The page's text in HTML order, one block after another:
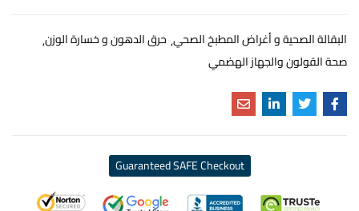
البقالة الصحية و أغراض المطبخ الصحي حرق الدهون و خسارة الوزن
صحة القولون والجهاز الهضمي
Guaranteed SAFE Checkout